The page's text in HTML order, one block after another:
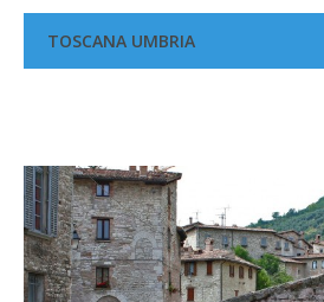
TOSCANA UMBRIA